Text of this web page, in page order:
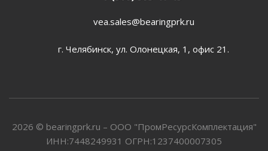
vea.sales@bearingprk.ru
г. Челябинск, ул. Олонецкая, 1, офис 21.
2026 © bearingprk.ru – ООО "ПромРесурсКомплектация"
ИНН:7448249931 ОГРН:1237400007305